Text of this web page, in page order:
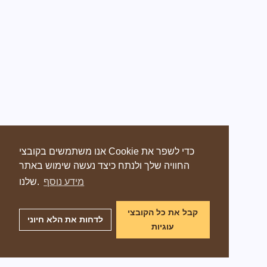
אנו משתמשים בקובצי Cookie כדי לשפר את
החוויה שלך ולנתח כיצד נעשה שימוש באתר
שלנו. מידע נוסף
לדחות את הלא חיוני
קבל את כל הקובצי
עוגיות